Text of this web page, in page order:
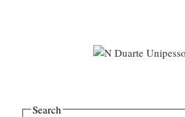
Search